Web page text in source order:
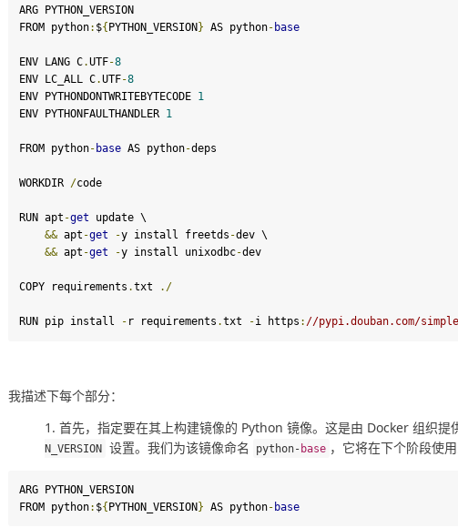
ARG PYTHON_VERSION
FROM python: ${PYTHON_VERSION} AS python- base
ENV LANG C.UTF-8
ENV LC_ALL C.UTF-8
ENV PYTHONDONTWRITEBYTECODE 1
ENV PYTHONFAULTHANDLER 1
FROM python- base AS python-deps
WORKDIR /code
RUN apt -get update \
&& apt -get -y install freetds -dev \
&& apt -get -y install unixodbc-dev
COPY requirements .txt ./
RUN pip install - r requirements .txt -i https : //pypi.douban.com/simple
我描述下每个部分：
首先，指定要在其上构建镜像的 Python 镜像。这是由 Docker 组织
N_VERSION 设置。我们为该镜像命名 python- base ，它将在下个阶段使
ARG PYTHON_VERSION
FROM python: ${PYTHON_VERSION} AS python- base